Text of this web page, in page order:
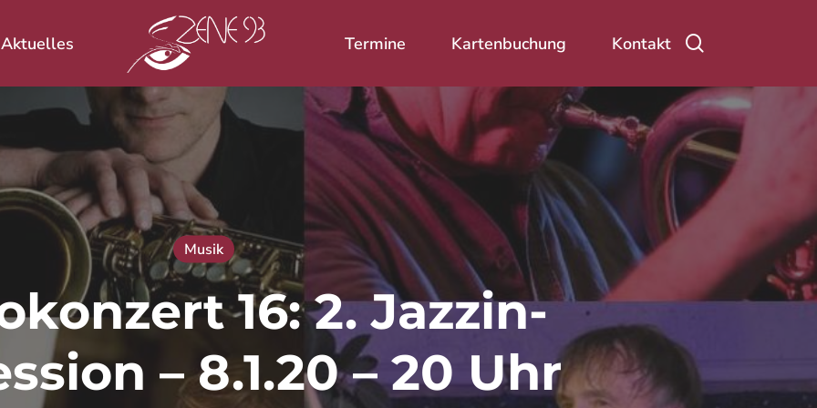
zum Schließen.
Aktuelles Termine Kartenbuchung Kontakt
Musik
16: 2. Jazzin-
– 8.1.20 – 20 Uhr